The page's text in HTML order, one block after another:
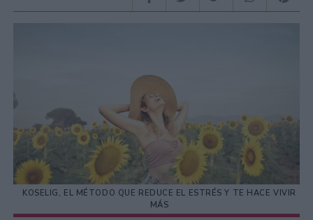
KOSELIG, EL MÉTODO QUE REDUCE EL ESTRÉS Y TE HACE VIVIR
MÁS